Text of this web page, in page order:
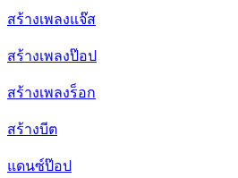
สร้างเพลงแจ๊ส
สร้างเพลงป๊อป
สร้างเพลงร็อก
สร้างบีต
แดนซ์ป๊อป